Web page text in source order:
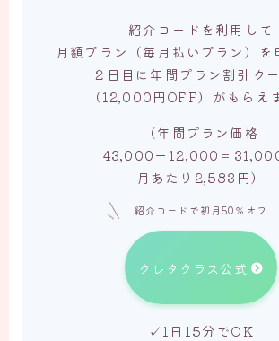
紹介コードを利用して
月額プラン（毎月払いプラン）を
２日目に年間プラン割引ク
（12,000円OFF）がもらえ
（年間プラン価格
43,000ー12,000＝
月あたり2,583円）
紹介コードで初月50％オフ
クレタクラス公式
✓1日15分でOK